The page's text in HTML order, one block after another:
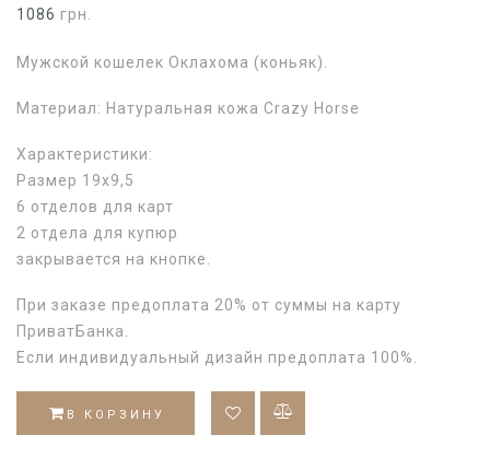
1086 грн.
Мужской кошелек Оклахома (коньяк).
Материал: Натуральная кожа Crazy Horse
Характеристики:
Размер 19х9,5
6 отделов для карт
2 отдела для купюр
закрывается на кнопке.
При заказе предоплата 20% от суммы на карту
ПриватБанка.
Если индивидуальный дизайн предоплата 100%.
В КОРЗИНУ